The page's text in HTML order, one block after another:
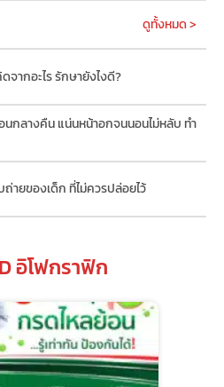
ดูทั้งหมด >
ดจากอะไร รักษายังไงดี?
นกลางคืน แน่นหน้าอกจนนอนไม่หลับ ทำ
ายของเด็ก ที่ไม่ควรปล่อยไว้
อิโฟกราฟิก